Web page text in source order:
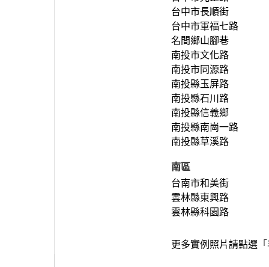
台中市長順街
台中市軍福七路
名間鄉山腳巷
南投市文化路
南投市同源路
南投縣玉屏路
南投縣石川路
南投縣信義鄉
南投縣南崗一路
南投縣草溪路
南區
台南市和美街
雲林縣東興路
雲林縣科園路
更多實例照片請點選 「